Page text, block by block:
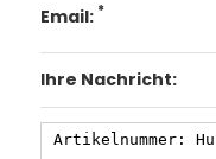
Email: *
Ihre Nachricht: